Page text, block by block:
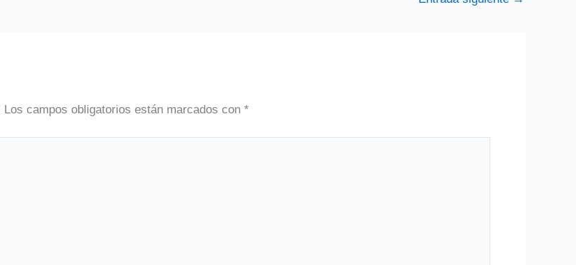
Los campos obligatorios están marcados con *